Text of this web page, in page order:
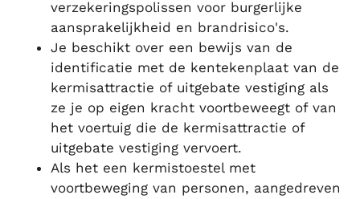
verzekeringspolissen voor burgerlijke
aansprakelijkheid en brandrisico's.
Je beschikt over een bewijs van de
identificatie met de kentekenplaat van de
kermisattractie of uitgebate vestiging als
ze je op eigen kracht voortbeweegt of van
het voertuig die de kermisattractie of
uitgebate vestiging vervoert.
Als het een kermistoestel met
voortbeweging van personen, aangedreven